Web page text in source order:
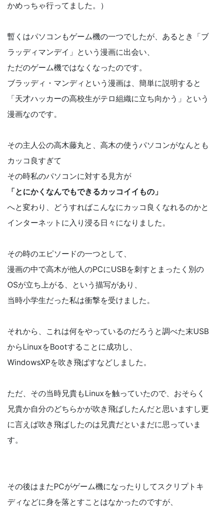
かめっちゃ行ってました。）
暫くはパソコンもゲーム機の一つでしたが、あるとき「ブ
ラッディマンデイ」という漫画に出会い、
ただのゲーム機ではなくなったのです。
ブラッディ・マンディという漫画は、簡単に説明すると
「天才ハッカーの高校生がテロ組織に立ち向かう」という
漫画なのです。
その主人公の高木藤丸と、高木の使うパソコンがなんとも
カッコ良すぎて
その時私のパソコンに対する見方が
「とにかくなんでもできるカッコイイもの」
へと変わり、どうすればこんなにカッコ良くなれるのかと
インターネットに入り浸る日々になりました。
その時のエピソードの一つとして、
漫画の中で高木が他人のPCにUSBを刺すとまったく別の
OSが立ち上がる、という描写があり、
当時小学生だった私は衝撃を受けました。
それから、これは何をやっているのだろうと調べた末USB
からLinuxをBootすることに成功し、
WindowsXPを吹き飛ばすなどしました。
ただ、その当時兄貴もLinuxを触っていたので、おそらく
兄貴か自分のどちらかが吹き飛ばしたんだと思いますし更
に言えば吹き飛ばしたのは兄貴だといまだに思っていま
す。
その後はまたPCがゲーム機になったりしてスクリプトキ
ディなどに身を落とすことはなかったのですが、